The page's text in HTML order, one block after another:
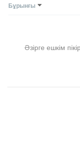
Бұрынғы
Әзірге ешкім